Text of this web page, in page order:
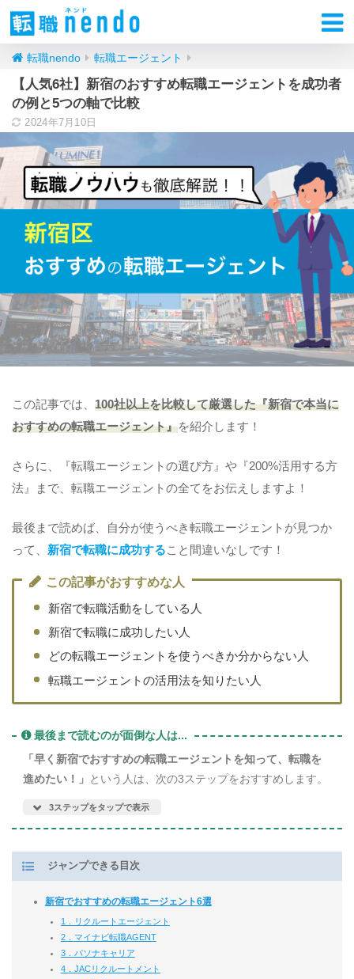
転職nendo 転職エージェント
【人気6社】新宿のおすすめ転職エージェントを成功者
の例と5つの軸で比較
2024年7月10日
この記事では、 100社以上を比較して厳選した『新宿で本当に
おすすめの転職エージェント』を紹介します！
さらに、『転職エージェントの選び方』や『200%活用する方
法』まで、転職エージェントの全てをお伝えしますよ！
最後まで読めば、自分が使うべき転職エージェントが見つか
って、 新宿で転職に成功すること間違いなしです！
この記事がおすすめな人
新宿で転職活動をしている人
新宿で転職に成功したい人
どの転職エージェントを使うべきか分からない人
転職エージェントの活用法を知りたい人
最後まで読むのが面倒な人は...
「早く新宿でおすすめの転職エージェントを知って、転職を
進めたい！」 という人は、次の3ステップをおすすめします。
3ステップをタップで表示
リクルートエージェント
マイナビ
転職AGENT
ジャンプできる目次
新宿でおすすめの転職エージェント6選
1．リクルートエージェント
2．マイナビ転職AGENT
3．パソナキャリア
4．JACリクルートメント